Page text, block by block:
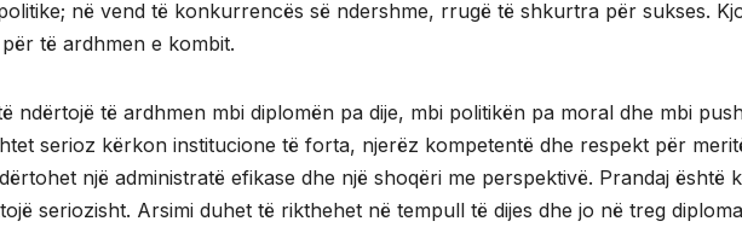
në vend të konkurrencës së ndershme, rrugë të shkurtra për sukses.
të ardhmen e kombit.
ndërtojë të ardhmen mbi diplomën pa dije, mbi politikën pa moral dhe mbi
serioz kërkon institucione të forta, njerëz kompetentë dhe respekt për
një administratë efikase dhe një shoqëri me perspektivë. Prandaj është
seriozisht. Arsimi duhet të rikthehet në tempull të dijes dhe jo në treg